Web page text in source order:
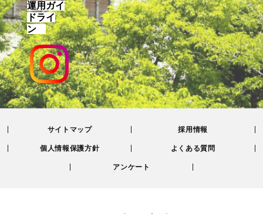
運用ガイ
ドライ
ン
サイトマップ 採用情報
個人情報保護方針 よくある質問
アンケート